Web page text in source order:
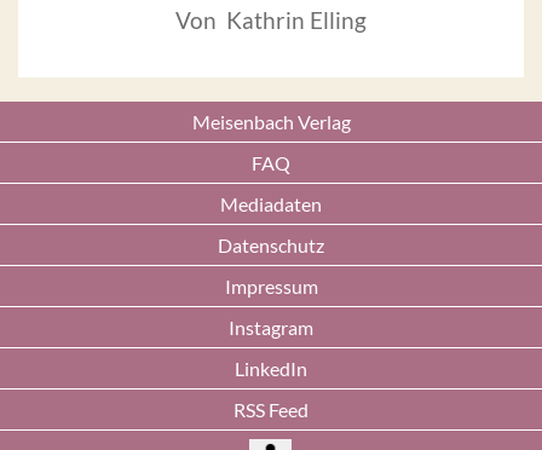
Von Kathrin Elling
Meisenbach Verlag
FAQ
Mediadaten
Datenschutz
Impressum
Instagram
LinkedIn
RSS Feed